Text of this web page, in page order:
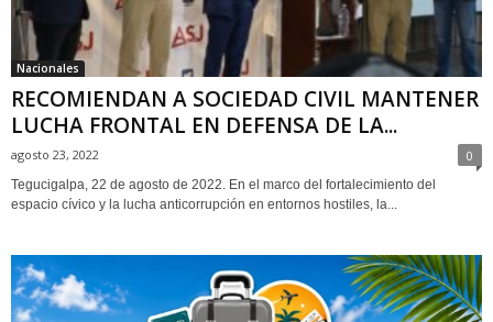
Nacionales
RECOMIENDAN A SOCIEDAD CIVIL MANTENER
LUCHA FRONTAL EN DEFENSA DE LA...
agosto 23, 2022 0
Tegucigalpa, 22 de agosto de 2022. En el marco del fortalecimiento del
espacio cívico y la lucha anticorrupción en entornos hostiles, la...